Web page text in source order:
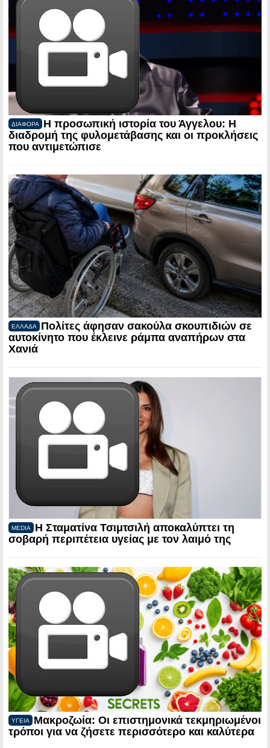
ΔΙΑΦΟΡΑ
Η προσωπική ιστορία του Άγγελου: Η
διαδρομή της φυλομετάβασης και οι προκλήσεις
που αντιμετώπισε
ΕΛΛΑΔΑ
Πολίτες άφησαν σακούλα σκουπιδιών σε
αυτοκίνητο που έκλεινε ράμπα αναπήρων στα
Χανιά
MEDIA
Η Σταματίνα Τσιμτσιλή αποκαλύπτει τη
σοβαρή περιπέτεια υγείας με τον λαιμό της
ΥΓΕΙΑ
Μακροζωία: Οι επιστημονικά τεκμηριωμένοι
τρόποι για να ζήσετε περισσότερο και καλύτερα